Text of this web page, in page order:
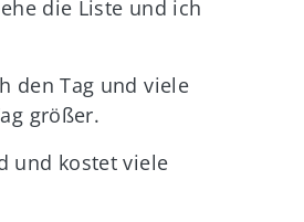
die Liste und ich
den Tag und viele
größer.
und kostet viele